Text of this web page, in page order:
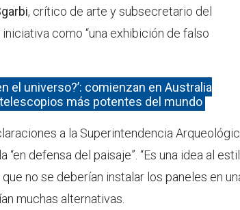
, crítico de arte y subsecretario del
como “una exhibición de falso
el universo?’: comienzan en Australia
más potentes del mundo
a la Superintendencia
defensa del paisaje”. “Es una idea al
no se deberían instalar los paneles en
muchas alternativas.